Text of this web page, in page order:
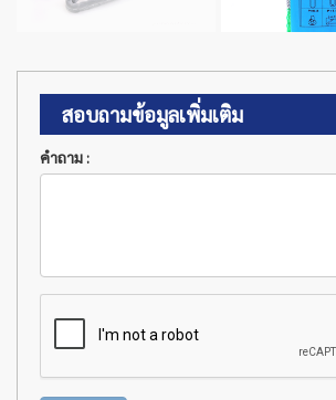
สอบถามข้อมูลเพิ่มเติม
คำถาม :